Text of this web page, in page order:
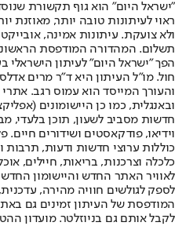
"ישראל היום" הוא גוף תקשורת
ראוי לעיתונות טובה יותר, מאוזנת
ולא צועקת. עיתונות אמינה,
הפך "ישראל היום" לעיתון הישראלי
חול. מו"ל העיתון היא ד"ר מרים
והעורך המייסד הוא עמוס רגב.
חדשות מסביב לשעון, תוכן בלעדי,
וידיאו, פודקאסטים ושידורים
כוללות ערוצי חדשות ודעות, תרבות
לאוויר האתר החדש והיישומון
לספק לגולשים חוויה מהירה,
המודפסת של העיתון זמינים גם
לקבל אותם גם בניוזלטר. מועדון